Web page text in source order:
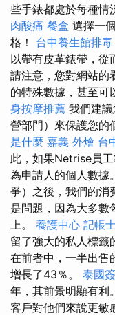
些手錶都處於每種情
肉酸痛 餐盒 選擇一
格！ 台中養生館排毒
以帶有皮革錶帶，從
請注意，您對網站的
的特殊數據，甚至可
身按摩推薦 我們建
營部門）來保護您的
是什麼 嘉義 外燴 台
此，如果Netrise員
為申請人的個人數據
爭）之後，我們的消
是問題，因為大多數
上。 養護中心 記帳
留了強大的私人標籤
在前者中，一半出售
增長了43％。 泰國
年，其前景明顯有利
客戶對他們來說更敏